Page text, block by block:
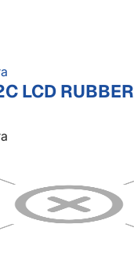
LCD RUBBER